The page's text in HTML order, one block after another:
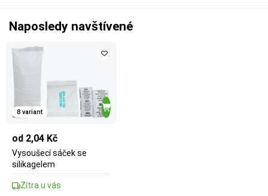
Naposledy navštívené
8 variant
od 2,04 Kč
Vysoušecí sáček se
silikagelem
Zítra u vás